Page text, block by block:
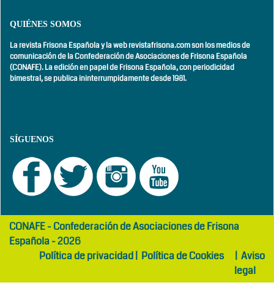
QUIÉNES SOMOS
La revista Frisona Española y la web revistafrisona.com son los medios de
comunicación de la Confederación de Asociaciones de Frisona Española
(CONAFE). La edición en papel de Frisona Española, conperiodicidad
bimestral,se publica ininterrumpidamente desde 1981.
SÍGUENOS
girls
abaya
maltepe
otelCONAFE - Confederación de Asociaciones de Frisona
Española - 2026
Política de privacidad| Política de Cookies | Aviso
legal